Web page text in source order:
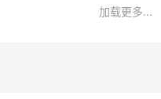
加载更多...